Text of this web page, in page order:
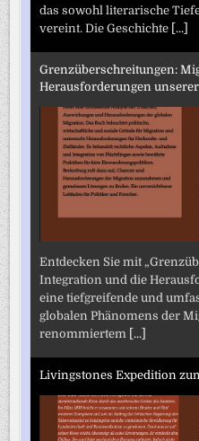
das sowohl literarische
vereint. Die Geschichte [...]
Grenzüberschreitungen:
Herausforderungen
Entdecken Sie mit
Integration und die
eine tiefgreifende und
globalen Phänomens der
renommiertem [...]
Livingstones Expedition